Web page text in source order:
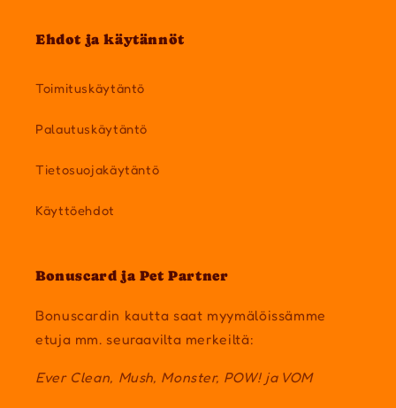
Ehdot ja käytännöt
Toimituskäytäntö
Palautuskäytäntö
Tietosuojakäytäntö
Käyttöehdot
Bonuscard ja Pet Partner
Bonuscardin kautta saat myymälöissämme
etuja mm. seuraavilta merkeiltä:
Ever Clean, Mush, Monster, POW! ja VOM